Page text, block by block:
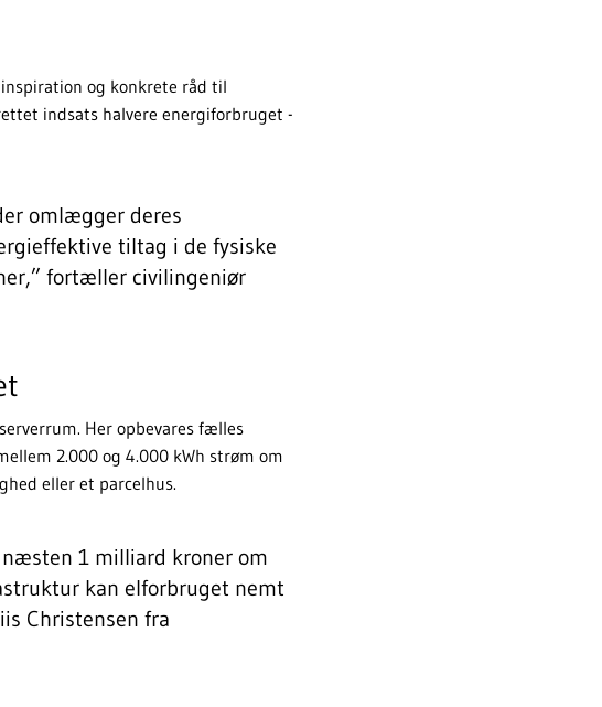
og konkrete råd til
indsats halvere energiforbruget -
omlægger deres
tiltag i de fysiske
fortæller civilingeniør
Her opbevares fælles
2.000 og 4.000 kWh strøm om
eller et parcelhus.
1 milliard kroner om
kan elforbruget nemt
Christensen fra